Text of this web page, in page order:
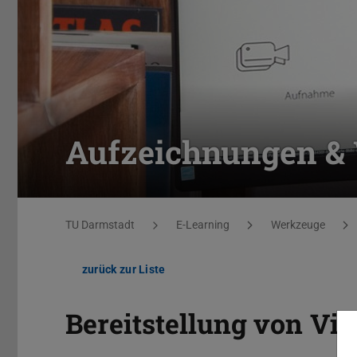
Aufzeichnungen &
Sie befinden sich hier:
TU Darmstadt E-Learning Werkzeuge
zurück zur Liste
Bereitstellung von